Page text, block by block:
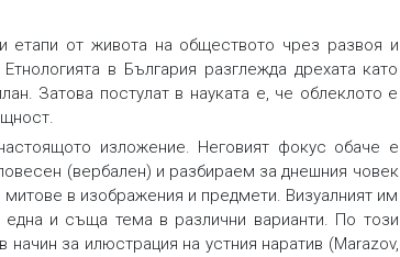
етапи от живота на обществото чрез развоя и
в България разглежда дрехата като
Затова постулат в науката е, че облеклото е
изложение. Неговият фокус обаче е
(вербален) и разбираем за днешния човек
митове в изображения и предмети. Визуалният им
и съща тема в различни варианти. По този
за илюстрация на устния наратив (Marazov,